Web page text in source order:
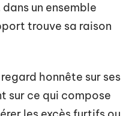
un ensemble
trouve sa raison
honnête sur ses
sur ce qui compose